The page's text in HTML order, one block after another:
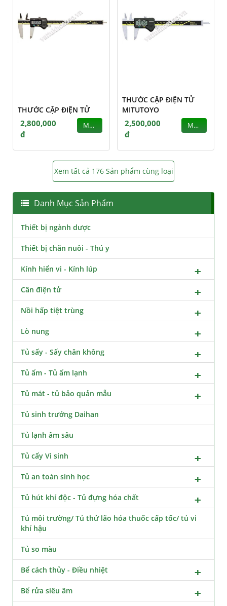
THƯỚC CẶP ĐIỆN TỬ
2,800,000
đ
MUA
THƯỚC CẶP ĐIỆN TỬ
MITUTOYO
2,500,000
đ
MUA
Xem tất cả 176 Sản phẩm cùng loại
Danh Mục Sản Phẩm
Thiết bị ngành dược
Thiết bị chăn nuôi - Thú y
Kính hiển vi - Kính lúp
Cân điện tử
Nồi hấp tiệt trùng
Lò nung
Tủ sấy - Sấy chân không
Tủ ấm - Tủ ấm lạnh
Tủ mát - tủ bảo quản mẫu
Tủ sinh trưởng Daihan
Tủ lạnh âm sâu
Tủ cấy Vi sinh
Tủ an toàn sinh học
Tủ hút khí độc - Tủ đựng hóa chất
Tủ môi trường/ Tủ thử lão hóa thuốc cấp tốc/ tủ vi
khí hậu
Tủ so màu
Bể cách thủy - Điều nhiệt
Bể rửa siêu âm